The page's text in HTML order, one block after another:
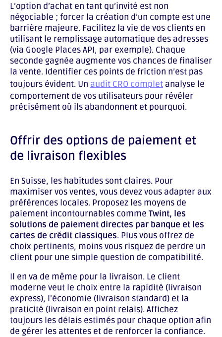
L’option d’achat en tant qu’invité est non
négociable ; forcer la création d’un compte est une
barrière majeure. Facilitez la vie de vos clients en
utilisant le remplissage automatique des adresses
(via Google Places API, par exemple). Chaque
seconde gagnée augmente vos chances de finaliser
la vente. Identifier ces points de friction n’est pas
toujours évident. Un audit CRO complet analyse le
comportement de vos utilisateurs pour révéler
précisément où ils abandonnent et pourquoi.
Offrir des options de paiement et
de livraison flexibles
En Suisse, les habitudes sont claires. Pour
maximiser vos ventes, vous devez vous adapter aux
préférences locales. Proposez les moyens de
paiement incontournables commeTwint, les
solutions de paiement directes par banque et les
cartes de crédit classiques. Plus vous offrez de
choix pertinents, moins vous risquez de perdre un
client pour une simple question de compatibilité.
Il en va de même pour la livraison. Le client
moderne veut le choix entre la rapidité (livraison
express), l’économie (livraison standard) et la
praticité (livraison en point relais). Affichez
toujours les délais estimés pour chaque option afin
de gérer les attentes et de renforcer la confiance.